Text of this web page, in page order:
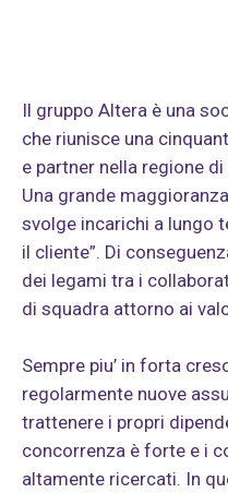
Il gruppo Altera è una
che riunisce una
e partner nella regione di
Una grande
svolge incarichi a lungo
il cliente”. Di
dei legami tra i
di squadra attorno ai
Sempre piu’ in forta
regolarmente nuove
trattenere i propri
concorrenza è forte e i
altamente ricercati. In